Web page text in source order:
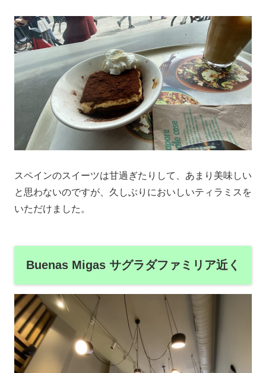
スペインのスイーツは甘過ぎたりして、あまり美味しい
と思わないのですが、久しぶりにおいしいティラミスを
いただけました。
Buenas Migas サグラダファミリア近く